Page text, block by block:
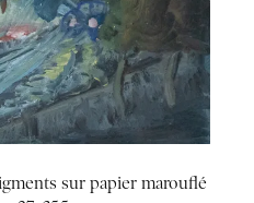
sur papier marouflé